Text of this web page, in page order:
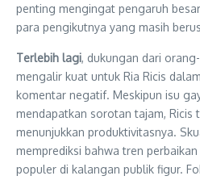
penting mengingat pengaruh
para pengikutnya yang masih
Terlebih lagi, dukungan dari
mengalir kuat untuk Ria Ricis
komentar negatif. Meskipun isu
mendapatkan sorotan tajam, Ricis
menunjukkan produktivitasnya.
memprediksi bahwa tren
populer di kalangan publik figur.